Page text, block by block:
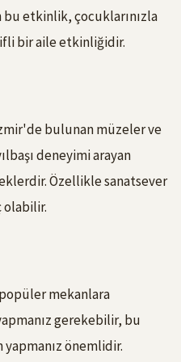
etkinlik, çocuklarınızla
bir aile etkinliğidir.
bulunan müzeler ve
deneyimi arayan
Özellikle sanatsever
olabilir.
mekanlara
gerekebilir, bu
yapmanız önemlidir.